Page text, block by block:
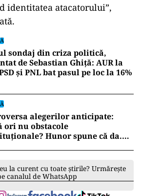
identitatea atacatorului”,
sondaj din criza politică,
de Sebastian Ghiță: AUR la
și PNL bat pasul pe loc la 16%
alegerilor anticipate:
ori nu obstacole
Hunor spune că da.
la curent cu toate știrile? Urmărește
canalul de WhatsApp